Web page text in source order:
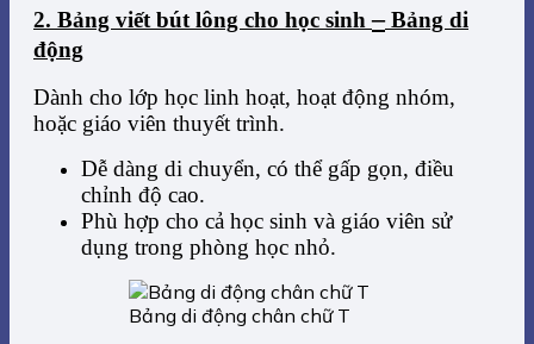
2. Bảng viết bút lông cho học sinh–Bảng di
động
Dành cho lớp học linh hoạt, hoạt động nhóm,
hoặc giáo viên thuyết trình.
Dễ dàng di chuyển, có thể gấp gọn, điều
chỉnh độ cao.
Phù hợp cho cả học sinh và giáo viên sử
dụng trong phòng học nhỏ.
Bảng di động chân chữ T